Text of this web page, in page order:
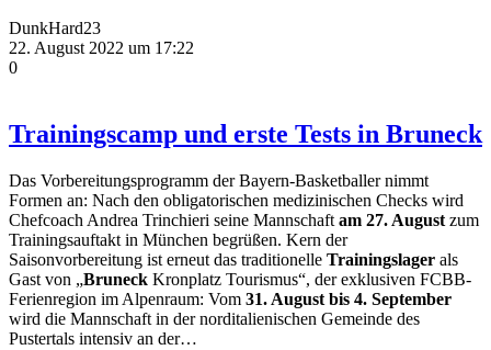
DunkHard23
22. August 2022 um 17:22
0
Trainingscamp und erste Tests in Bruneck
Das Vorbereitungsprogramm der Bayern-Basketballer nimmt
Formen an: Nach den obligatorischen medizinischen Checks wird
Chefcoach Andrea Trinchieri seine Mannschaft am 27. August zum
Trainingsauftakt in München begrüßen. Kern der
Saisonvorbereitung ist erneut das traditionelle Trainingslager als
Gast von „Bruneck Kronplatz Tourismus“, der exklusiven FCBB-
Ferienregion im Alpenraum: Vom 31. August bis 4. September
wird die Mannschaft in der norditalienischen Gemeinde des
Pustertals intensiv an der…